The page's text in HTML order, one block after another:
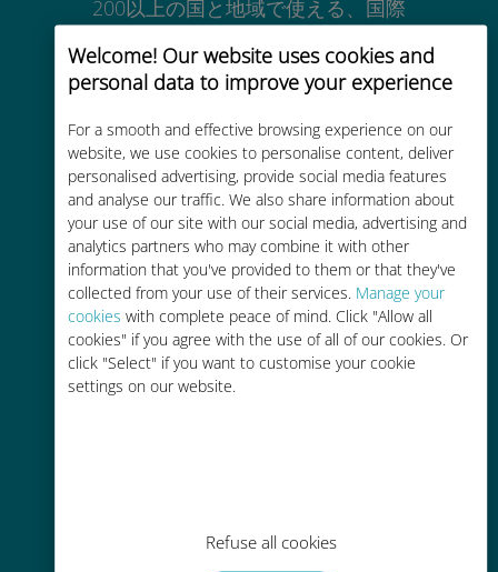
Welcome! Our website uses cookies and
personal data to improve your experience
For a smooth and effective browsing experience on our
website, we use cookies to personalise content, deliver
personalised advertising, provide social media features
and analyse our traffic. We also share information about
your use of our site with our social media, advertising and
analytics partners who may combine it with other
information that you've provided to them or that they've
collected from your use of their services. Manage your
cookies with complete peace of mind. Click "Allow all
cookies" if you agree with the use of all of our cookies. Or
click "Select" if you want to customise your cookie
settings on our website.
Refuse all cookies
200以上の国と地域で使える、国際
的な高品位のセルラー通信です
コストパフォーマンス
お客様が普段お使いのキャリアでロ
ーミングサービスを使った場合に比
べて最大で90％の節約が可能です。